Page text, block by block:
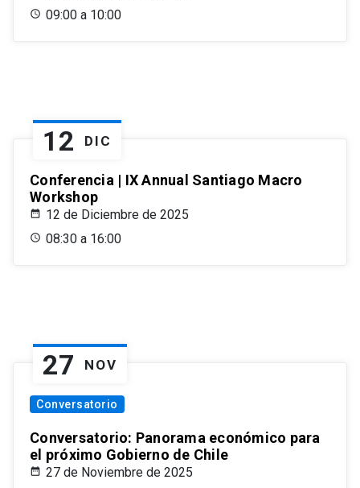
09:00 a 10:00
12 DIC
Conferencia | IX Annual Santiago Macro
Workshop
12 de Diciembre de 2025
08:30 a 16:00
27 NOV
Conversatorio
Conversatorio: Panorama económico para
el próximo Gobierno de Chile
27 de Noviembre de 2025